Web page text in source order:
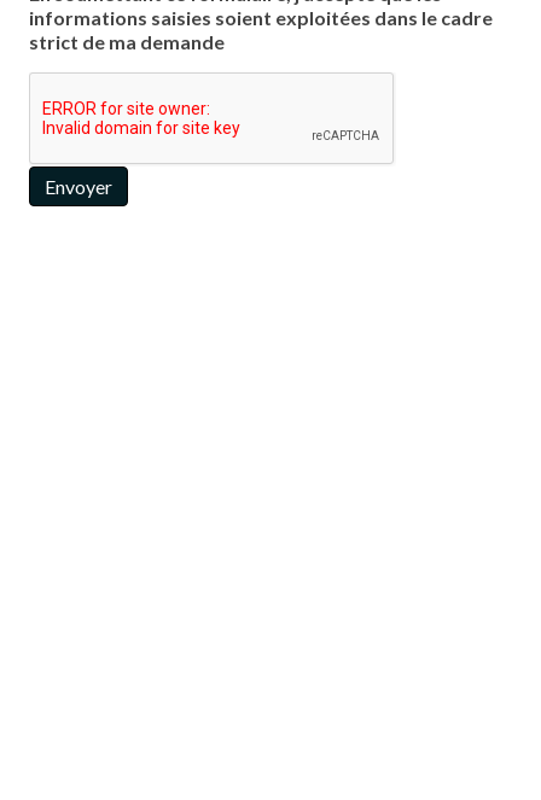
informations saisies soient exploitées dans le cadre
strict de ma demande
Envoyer